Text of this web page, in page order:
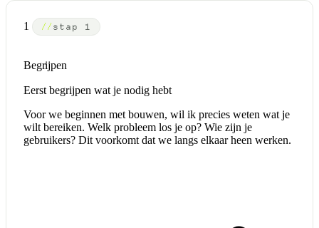
1 stap 1
Begrijpen
Eerst begrijpen wat je nodig hebt
Voor we beginnen met bouwen, wil ik precies weten wat je
wilt bereiken. Welk probleem los je op? Wie zijn je
gebruikers? Dit voorkomt dat we langs elkaar heen werken.